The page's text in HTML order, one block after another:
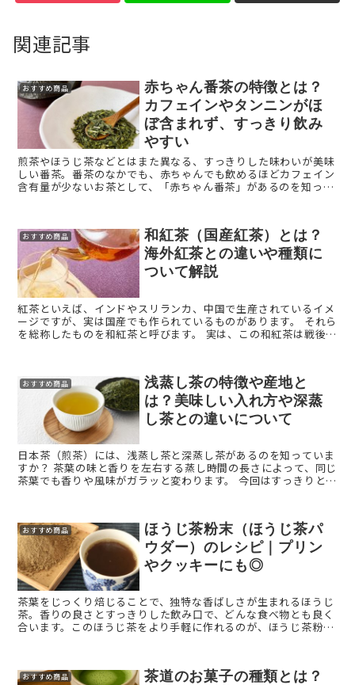
関連記事
おすすめ商品
赤ちゃん番茶の特徴とは？
カフェインやタンニンがほ
ぼ含まれず、すっきり飲み
やすい
煎茶やほうじ茶などとはまた異なる、すっきりした味わいが美味
しい番茶。番茶のなかでも、赤ちゃんでも飲めるほどカフェイン
含有量が少ないお茶として、「赤ちゃん番茶」があるのを知って
おすすめ商品
和紅茶（国産紅茶）とは？
海外紅茶との違いや種類に
ついて解説
紅茶といえば、インドやスリランカ、中国で生産されているイメ
ージですが、実は国産でも作られているものがあります。 それら
を総称したものを和紅茶と呼びます。 実は、この和紅茶は戦後す
おすすめ商品
浅蒸し茶の特徴や産地と
は？美味しい入れ方や深蒸
し茶との違いについて
日本茶（煎茶）には、浅蒸し茶と深蒸し茶があるのを知っていま
すか？ 茶葉の味と香りを左右する蒸し時間の長さによって、同じ
茶葉でも香りや風味がガラッと変わります。 今回はすっきりとし
おすすめ商品
ほうじ茶粉末（ほうじ茶パ
ウダー）のレシピ｜プリン
やクッキーにも◎
茶葉をじっくり焙じることで、独特な香ばしさが生まれるほうじ
茶。香りの良さとすっきりした飲み口で、どんな食べ物とも良く
合います。このほうじ茶をより手軽に作れるのが、ほうじ茶粉末
おすすめ商品
茶道のお菓子の種類とは？